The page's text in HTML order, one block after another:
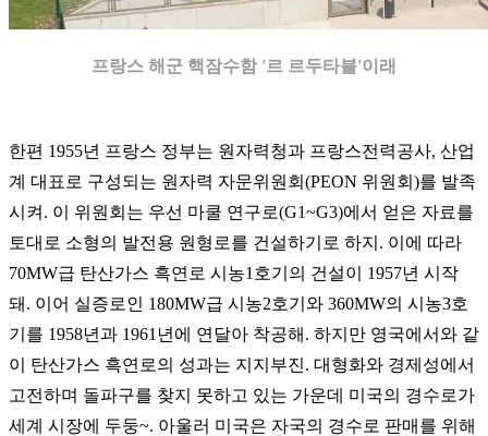
프랑스 해군 핵잠수함 '르 르두타블'이래
한편 1955년 프랑스 정부는 원자력청과 프랑스전력공사, 산업
계 대표로 구성되는 원자력 자문위원회(PEON 위원회)를 발족
시켜. 이 위원회는 우선 마쿨 연구로(G1~G3)에서 얻은 자료를
토대로 소형의 발전용 원형로를 건설하기로 하지. 이에 따라
70MW급 탄산가스 흑연로 시농1호기의 건설이 1957년 시작
돼. 이어 실증로인 180MW급 시농2호기와 360MW의 시농3호
기를 1958년과 1961년에 연달아 착공해. 하지만 영국에서와 같
이 탄산가스 흑연로의 성과는 지지부진. 대형화와 경제성에서
고전하며 돌파구를 찾지 못하고 있는 가운데 미국의 경수로가
세계 시장에 두둥~. 아울러 미국은 자국의 경수로 판매를 위해